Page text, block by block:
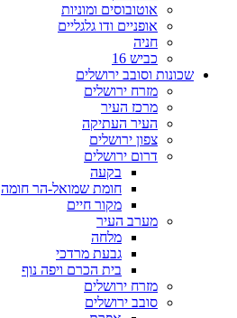
אוטובוסים ומוניות
אופניים ודו גלגליים
חניה
כביש 16
שכונות וסובב ירושלים
מזרח ירושלים
מרכז העיר
העיר העתיקה
צפון ירושלים
דרום ירושלים
בקעה
חומת שמואל-הר חומה
מקור חיים
מערב העיר
מלחה
גבעת מרדכי
בית הכרם ויפה נוף
מזרח ירושלים
סובב ירושלים